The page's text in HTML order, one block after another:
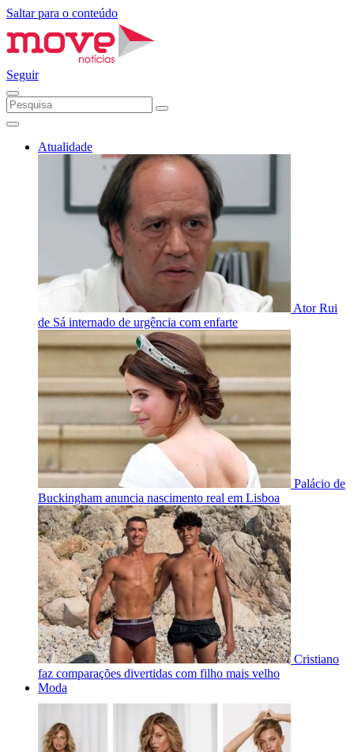
Saltar para o conteúdo
Seguir
Atualidade
Ator Rui
de Sá internado de urgência com enfarte
Palácio de
Buckingham anuncia nascimento real em Lisboa
Cristiano
faz comparações divertidas com filho mais velho
Moda